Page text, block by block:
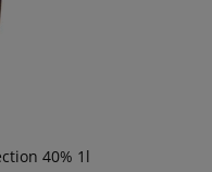
40% 1l